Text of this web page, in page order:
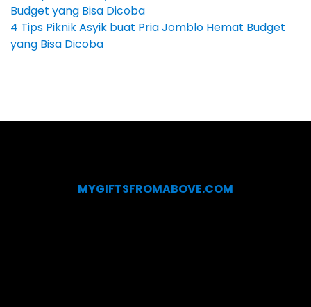
4 Tips Piknik Asyik buat Pria Jomblo Hemat Budget
yang Bisa Dicoba
MYGIFTSFROMABOVE.COM